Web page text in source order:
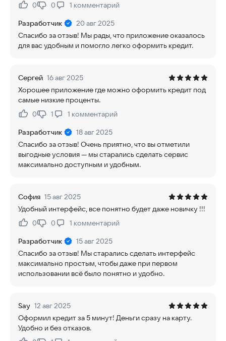
Нравится:
0Не нравится:
0 1 комментарий
Разработчик
20 авг 2025
Спасибо за отзыв! Мы рады, что приложение оказалось
для вас удобным и помогло легко оформить кредит.
Сергей 16 авг 2025
Хорошее приложение где можно оформить кредит под
самые низкие проценты.
Нравится:
0Не нравится:
1 1 комментарий
Разработчик
18 авг 2025
Спасибо за отзыв! Очень приятно, что вы отметили
выгодные условия — мы старались сделать сервис
максимально доступным и удобным.
София 15 авг 2025
Удобный интерфейс, все понятно будет даже новичку !!!
Нравится:
0Не нравится:
0 1 комментарий
Разработчик
15 авг 2025
Спасибо за отзыв! Мы старались сделать интерфейс
максимально простым, чтобы даже при первом
использовании всё было понятно и удобно.
Say 12 авг 2025
Оформил кредит за 5 минут! Деньги сразу на карту.
Удобно и без отказов.